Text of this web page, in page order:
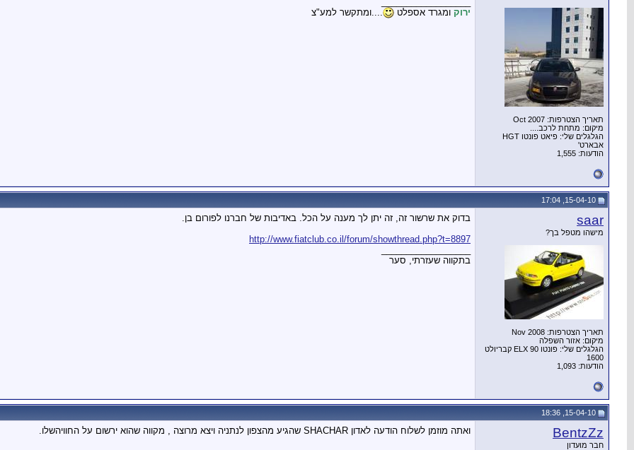
תאריך הצטרפות: Oct 2007
מיקום: מתחת לרכב....
הגלגלים שלי: פיאט פונטו HGT
אבארט'
הודעות: 1,555
ירוק ומגרד אספלט ....ומתקשר למע"צ
saar
מישהו מטפל בך?
תאריך הצטרפות: Nov 2008
מיקום: אזור השפלה
הגלגלים שלי: פונטו 90 ELX קבריולט
1600
הודעות: 1,093
בדוק את שרשור זה, זה יתן לך מענה על הכל. באדיבות של חברנו לפורום בן.
http://www.fiatclub.co.il/forum/showthread.php?t=8897
בתקווה שעזרתי, סער
BentzZz
חבר מועדון
ואתה מוזמן לשלוח הודעה לאדון SHACHAR שהגיע מהצפון לנתניה ויצא מרוצה , מקווה שהוא ירשום על החוויהשלו.